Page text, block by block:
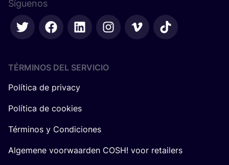
Síguenos
TÉRMINOS DEL SERVICIO
Política de privacy
Política de cookies
Términos y Condiciones
Algemene voorwaarden COSH! voor retailers